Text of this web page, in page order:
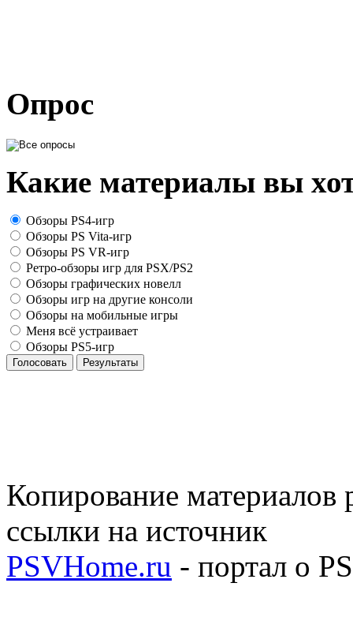
Опрос
Какие материалы вы
Обзоры PS4-игр
Обзоры PS Vita-игр
Обзоры PS VR-игр
Ретро-обзоры игр для PSX/PS2
Обзоры графических новелл
Обзоры игр на другие консоли
Обзоры на мобильные игры
Меня всё устраивает
Обзоры PS5-игр
Голосовать Результаты
Копирование материалов
ссылки на источник
PSVHome.ru - портал о